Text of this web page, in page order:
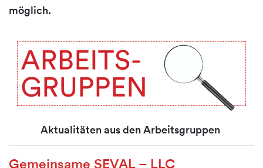
möglich.
Aktualitäten aus den Arbeitsgruppen
Gemeinsame SEVAL – LLC